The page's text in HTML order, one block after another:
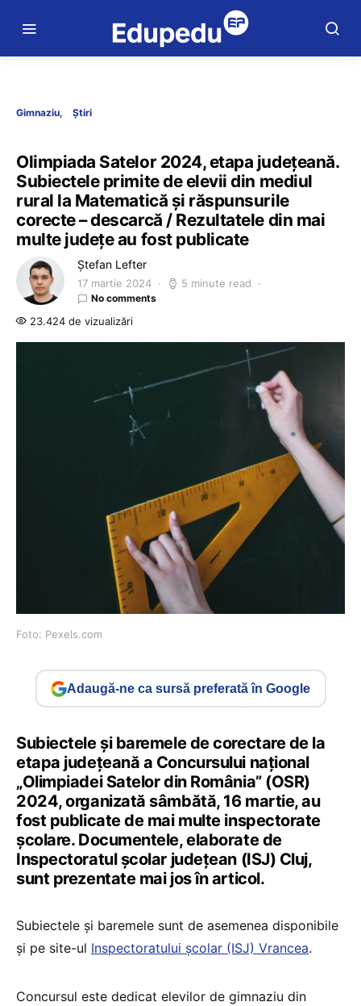
Gimnaziu Știri
Olimpiada Satelor 2024, etapa județeană.
Subiectele primite de elevii din mediul
rural la Matematică și răspunsurile
corecte – descarcă / Rezultatele din mai
multe județe au fost publicate
Ștefan Lefter
17 martie 2024 5 minute read
No comments
23.424 de vizualizări
Foto: Pexels.com
Adaugă-ne ca sursă preferată în Google
Subiectele și baremele de corectare de la
etapa județeană a Concursului național
„Olimpiadei Satelor din România” (OSR)
2024, organizată sâmbătă, 16 martie, au
fost publicate de mai multe inspectorate
școlare. Documentele, elaborate de
Inspectoratul școlar județean (ISJ) Cluj,
sunt prezentate mai jos în articol.
Subiectele și baremele sunt de asemenea disponibile
și pe site-ul Inspectoratului școlar (ISJ) Vrancea.
Concursul este dedicat elevilor de gimnaziu din